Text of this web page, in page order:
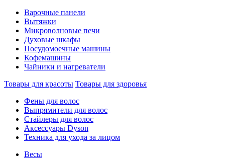
Варочные панели
Вытяжки
Микроволновые печи
Духовые шкафы
Посудомоечные машины
Кофемашины
Чайники и нагреватели
Товары для красоты Товары для здоровья
Фены для волос
Выпрямители для волос
Стайлеры для волос
Аксессуары Dyson
Техника для ухода за лицом
Весы